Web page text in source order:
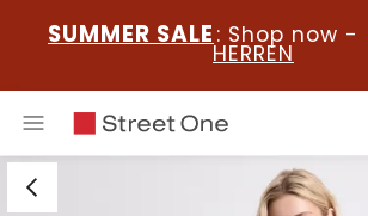
SUMMER SALE : Shop now -
HERREN